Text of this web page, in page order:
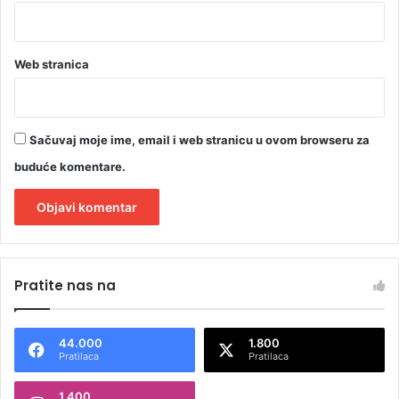
Web stranica
Sačuvaj moje ime, email i web stranicu u ovom browseru za
buduće komentare.
t
n
Pratite nas na
44.000
Pratilaca
1.800
Pratilaca